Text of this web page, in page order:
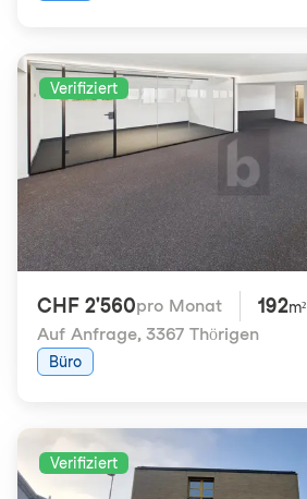
Verifiziert
CHF 2'560pro Monat 192m²
Auf Anfrage, 3367 Thörigen
Büro
Verifiziert